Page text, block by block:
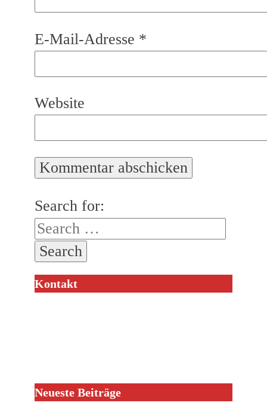
E-Mail-Adresse *
Website
Search for:
Kontakt
Neueste Beiträge